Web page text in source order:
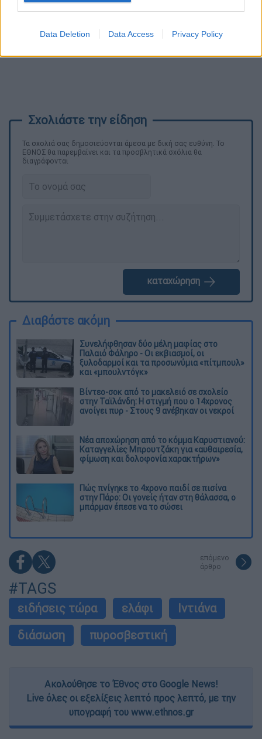
Data Deletion Data Access Privacy Policy
Τα σχολιά σας δημοσιεύονται άμεσα με δική σας ευθύνη. Το
ΕΘΝΟΣ θα παρεμβαίνει και τα προσβλητικά σχόλια θα
διαγράφονται
καταχώρηση
Διαβάστε ακόμη
Συνελήφθησαν δύο μέλη μαφίας στο
Παλαιό Φάληρο - Οι εκβιασμοί, οι
ξυλοδαρμοί και τα προσωνύμια «πίτμπουλ»
και «μπουλντόγκ»
Βίντεο-σοκ από το μακελειό σε σχολείο
στην Ταϊλάνδη: Η στιγμή που ο 14χρονος
ανοίγει πυρ - Στους 9 ανέβηκαν οι νεκροί
Νέα αποχώρηση από το κόμμα Καρυστιανού:
Καταγγελίες Μπρουτζάκη για «αυθαιρεσία,
φίμωση και δολοφονία χαρακτήρων»
Πώς πνίγηκε το 4χρονο παιδί σε πισίνα
στην Πάρο: Οι γονείς ήταν στη θάλασσα, ο
μπάρμαν έπεσε να το σώσει
επόμενο
άρθρο
#TAGS
ειδήσεις τώρα ελάφι
Ιντιάνα
διάσωση
πυροσβεστική
Ακολούθησε το Έθνος στο Google News!
Live όλες οι εξελίξεις λεπτό προς λεπτό, με την
υπογραφή του www.ethnos.gr